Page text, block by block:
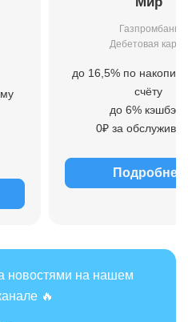
Газпромбанк
Дебетовая карта
до 16,5% по
счёту
до 6% кэшбэка
0₽ за
Подробнее
новостями на нашем
🔥